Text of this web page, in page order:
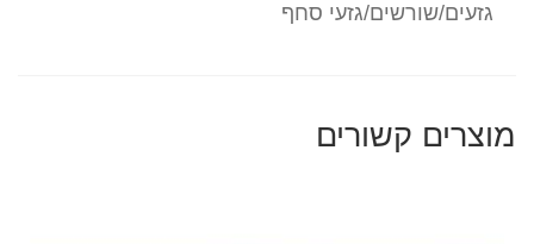
גזעים/שורשים/גזעי סחף
מוצרים קשורים